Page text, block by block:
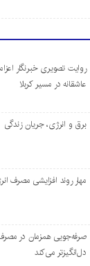
روایت تصویری خبرنگار
عاشقانه در مسیر کربلا
برق و انرژی، جریان زندگی
مهار روند افزایشی مصرف
صرفه‌جویی همزمان در مصرف
دل‌انگیزتر می‌کند